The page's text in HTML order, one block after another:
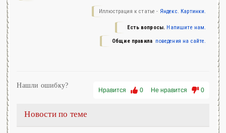
Иллюстрация к статье - Яндекс. Картинки.
Есть вопросы. Напишите нам.
Общие правила поведения на сайте.
Нравится 0 Не нравится 0
Нашли ошибку?
Новости по теме